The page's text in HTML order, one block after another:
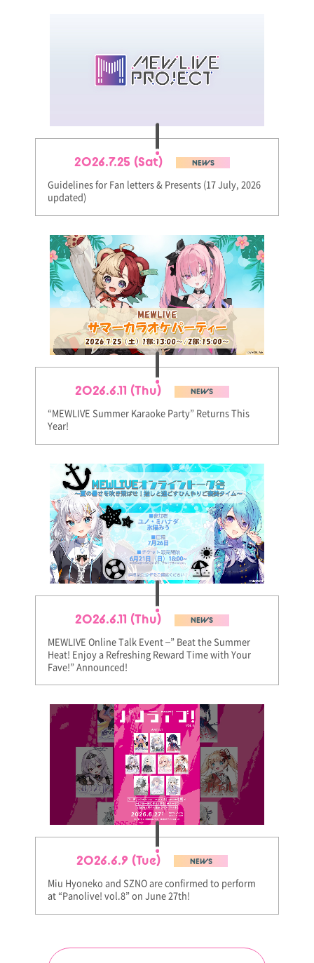
2026.7.25 (Sat) NEWS
Guidelines for Fan letters & Presents (17 July, 2026
updated)
2026.6.11 (Thu) NEWS
“MEWLIVE Summer Karaoke Party” Returns This
Year!
2026.6.11 (Thu) NEWS
MEWLIVE Online Talk Event –” Beat the Summer
Heat! Enjoy a Refreshing Reward Time with Your
Fave!” Announced!
2026.6.9 (Tue) NEWS
Miu Hyoneko and SZNO are confirmed to perform
at “Panolive! vol.8” on June 27th!